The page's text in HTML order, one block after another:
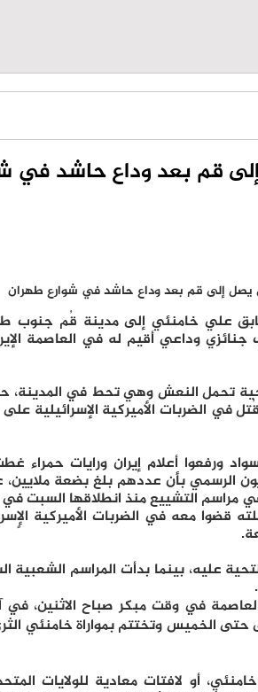
قم بعد وداع حاشد في
علي خامنئي إلى مدينة قُم جنوب
جنائزي وداعي أقيم له في العاصمة
تحمل النعش وهي تحط في المدينة،
ورفعوا أعلام إيران ورايات حمراء
الرسمي بأن عددهم بلغ بضعة
في مراسم التشييع منذ انطلاقها السبت
عليه، بينما بدأت المراسم الشعبية
في وقت مبكر صباح الاثنين، في
الخميس وتختتم بمواراة خامنئي
أو لافتات معادية للولايات